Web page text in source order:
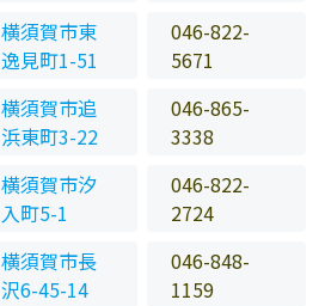
横須賀市東
逸見町1-51
046-822-
5671
横須賀市追
浜東町3-22
046-865-
3338
横須賀市汐
入町5-1
046-822-
2724
横須賀市長
沢6-45-14
046-848-
1159